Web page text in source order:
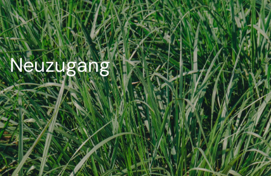
Neuzugang